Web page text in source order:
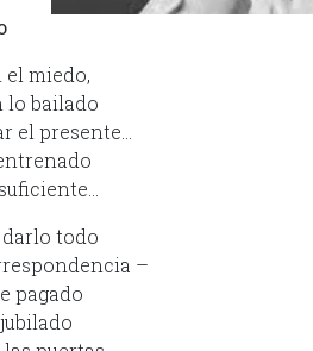
el miedo,
lo bailado
el presente…
darlo todo
–
pagado